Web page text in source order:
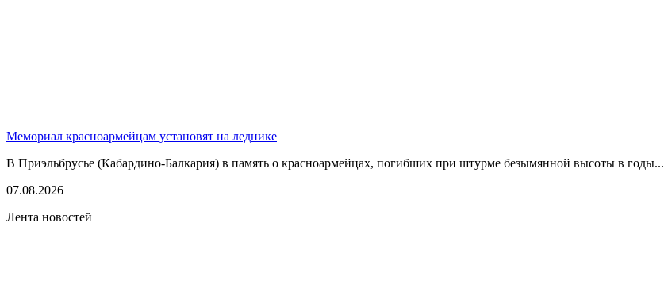
Мемориал красноармейцам установят на леднике
В Приэльбрусье (Кабардино-Балкария) в память о красноармейцах, погибших при штурме безымянной высоты в годы...
07.08.2026
Лента новостей